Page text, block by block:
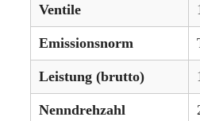
Ventile
Emissionsnorm
Leistung (brutto)
Nenndrehzahl